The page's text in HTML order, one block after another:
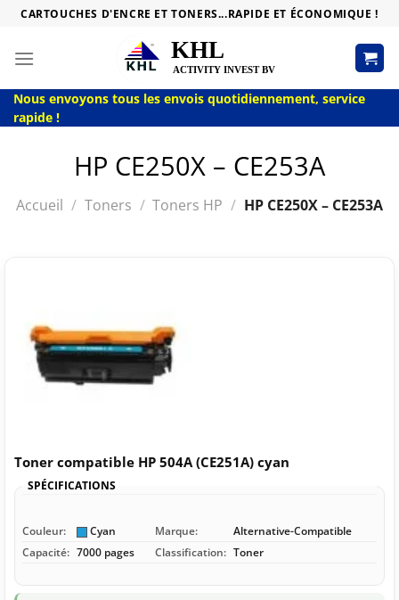
Passer
contenu
CARTOUCHES D'ENCRE ET TONERS...RAPIDE ET ÉCONOMIQUE !
Nous envoyons tous les envois quotidiennement, service
rapide !
HP CE250X – CE253A
Accueil / Toners / Toners HP / HP CE250X – CE253A
Toner compatible HP 504A (CE251A) cyan
SPÉCIFICATIONS
Couleur: Cyan Marque:
Alternative-Compatible
Capacité: 7000 pages Classification: Toner